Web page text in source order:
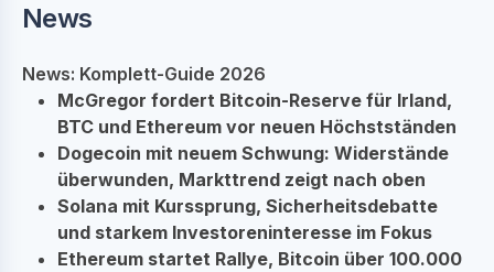
News
News: Komplett-Guide 2026
McGregor fordert Bitcoin-Reserve für Irland,
BTC und Ethereum vor neuen Höchstständen
Dogecoin mit neuem Schwung: Widerstände
überwunden, Markttrend zeigt nach oben
Solana mit Kurssprung, Sicherheitsdebatte
und starkem Investoreninteresse im Fokus
Ethereum startet Rallye, Bitcoin über 100.000